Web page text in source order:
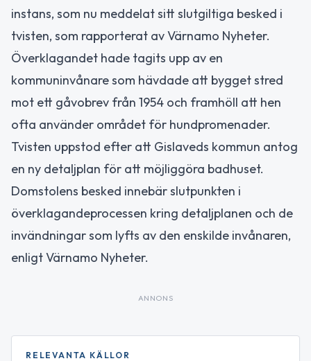
instans, som nu meddelat sitt slutgiltiga besked i
tvisten, som rapporterat av Värnamo Nyheter.
Överklagandet hade tagits upp av en
kommuninvånare som hävdade att bygget stred
mot ett gåvobrev från 1954 och framhöll att hen
ofta använder området för hundpromenader.
Tvisten uppstod efter att Gislaveds kommun antog
en ny detaljplan för att möjliggöra badhuset.
Domstolens besked innebär slutpunkten i
överklagandeprocessen kring detaljplanen och de
invändningar som lyfts av den enskilde invånaren,
enligt Värnamo Nyheter.
ANNONS
RELEVANTA KÄLLOR